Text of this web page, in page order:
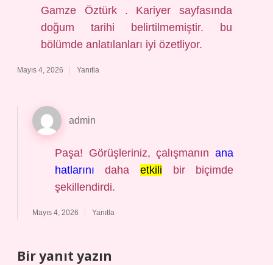
Gamze Öztürk . Kariyer sayfasında
doğum tarihi belirtilmemiştir. bu
bölümde anlatılanları iyi özetliyor.
Mayıs 4, 2026 Yanıtla
admin
Paşa! Görüşleriniz, çalışmanınana
hatlarını daha etkili bir biçimde
şekillendirdi.
Mayıs 4, 2026 Yanıtla
Bir yanıt yazın